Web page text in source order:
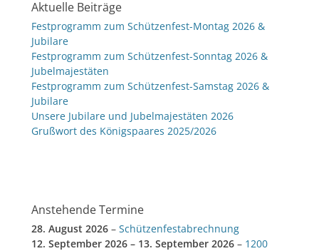
Aktuelle Beiträge
Festprogramm zum Schützenfest-Montag 2026 &
Jubilare
Festprogramm zum Schützenfest-Sonntag 2026 &
Jubelmajestäten
Festprogramm zum Schützenfest-Samstag 2026 &
Jubilare
Unsere Jubilare und Jubelmajestäten 2026
Grußwort des Königspaares 2025/2026
Anstehende Termine
28. August 2026 – Schützenfestabrechnung
12. September 2026 – 13. September 2026 – 1200